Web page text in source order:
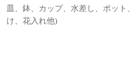
皿、鉢、カップ、水差し、ポット
け、花入れ他)